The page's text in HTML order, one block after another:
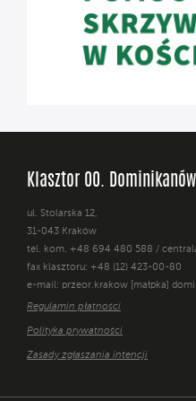
Klasztor OO.
ul. Stolarska 12,
31-043 Kraków
tel. kom. +48 694 480 588 /
fax klasztoru: +48 (12) 423-00-80
e-mail: przeor.krakow [małpka]
Regulamin płatności
Polityka prywatności
Zasady zgłaszania intencji